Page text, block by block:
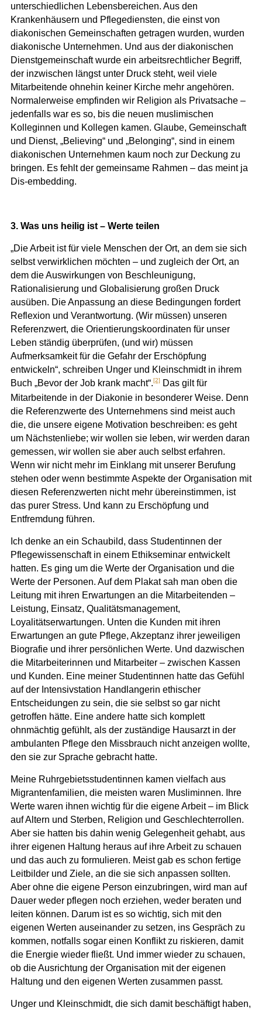
unterschiedlichen Lebensbereichen. Aus den
Krankenhäusern und Pflegediensten, die einst von
diakonischen Gemeinschaften getragen wurden, wurden
diakonische Unternehmen. Und aus der diakonischen
Dienstgemeinschaft wurde ein arbeitsrechtlicher Begriff,
der inzwischen längst unter Druck steht, weil viele
Mitarbeitende ohnehin keiner Kirche mehr angehören.
Normalerweise empfinden wir Religion als Privatsache –
jedenfalls war es so, bis die neuen muslimischen
Kolleginnen und Kollegen kamen. Glaube, Gemeinschaft
und Dienst, „Believing“ und „Belonging“, sind in einem
diakonischen Unternehmen kaum noch zur Deckung zu
bringen. Es fehlt der gemeinsame Rahmen – das meint ja
Dis-embedding.
3. Was uns heilig ist – Werte teilen
„Die Arbeit ist für viele Menschen der Ort, an dem sie sich
selbst verwirklichen möchten – und zugleich der Ort, an
dem die Auswirkungen von Beschleunigung,
Rationalisierung und Globalisierung großen Druck
ausüben. Die Anpassung an diese Bedingungen fordert
Reflexion und Verantwortung. (Wir müssen) unseren
Referenzwert, die Orientierungskoordinaten für unser
Leben ständig überprüfen, (und wir) müssen
Aufmerksamkeit für die Gefahr der Erschöpfung
entwickeln“, schreiben Unger und Kleinschmidt in ihrem
Buch „Bevor der Job krank macht“.[2]
Das gilt für
Mitarbeitende in der Diakonie in besonderer Weise. Denn
die Referenzwerte des Unternehmens sind meist auch
die, die unsere eigene Motivation beschreiben: es geht
um Nächstenliebe; wir wollen sie leben, wir werden daran
gemessen, wir wollen sie aber auch selbst erfahren.
Wenn wir nicht mehr im Einklang mit unserer Berufung
stehen oder wenn bestimmte Aspekte der Organisation mit
diesen Referenzwerten nicht mehr übereinstimmen, ist
das purer Stress. Und kann zu Erschöpfung und
Entfremdung führen.
Ich denke an ein Schaubild, dass Studentinnen der
Pflegewissenschaft in einem Ethikseminar entwickelt
hatten. Es ging um die Werte der Organisation und die
Werte der Personen. Auf dem Plakat sah man oben die
Leitung mit ihren Erwartungen an die Mitarbeitenden –
Leistung, Einsatz, Qualitätsmanagement,
Loyalitätserwartungen. Unten die Kunden mit ihren
Erwartungen an gute Pflege, Akzeptanz ihrer jeweiligen
Biografie und ihrer persönlichen Werte. Und dazwischen
die Mitarbeiterinnen und Mitarbeiter – zwischen Kassen
und Kunden. Eine meiner Studentinnen hatte das Gefühl
auf der Intensivstation Handlangerin ethischer
Entscheidungen zu sein, die sie selbst so gar nicht
getroffen hätte. Eine andere hatte sich komplett
ohnmächtig gefühlt, als der zuständige Hausarzt in der
ambulanten Pflege den Missbrauch nicht anzeigen wollte,
den sie zur Sprache gebracht hatte.
Meine Ruhrgebietsstudentinnen kamen vielfach aus
Migrantenfamilien, die meisten waren Musliminnen. Ihre
Werte waren ihnen wichtig für die eigene Arbeit – im Blick
auf Altern und Sterben, Religion und Geschlechterrollen.
Aber sie hatten bis dahin wenig Gelegenheit gehabt, aus
ihrer eigenen Haltung heraus auf ihre Arbeit zu schauen
und das auch zu formulieren. Meist gab es schon fertige
Leitbilder und Ziele, an die sie sich anpassen sollten.
Aber ohne die eigene Person einzubringen, wird man auf
Dauer weder pflegen noch erziehen, weder beraten und
leiten können. Darum ist es so wichtig, sich mit den
eigenen Werten auseinander zu setzen, ins Gespräch zu
kommen, notfalls sogar einen Konflikt zu riskieren, damit
die Energie wieder fließt. Und immer wieder zu schauen,
ob die Ausrichtung der Organisation mit der eigenen
Haltung und den eigenen Werten zusammen passt.
Unger und Kleinschmidt, die sich damit beschäftigt haben,